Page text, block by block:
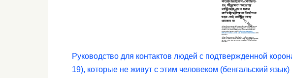
Руководство для контактов людей с подтвержденной
19), которые не живут с этим человеком (бенгальский язык)